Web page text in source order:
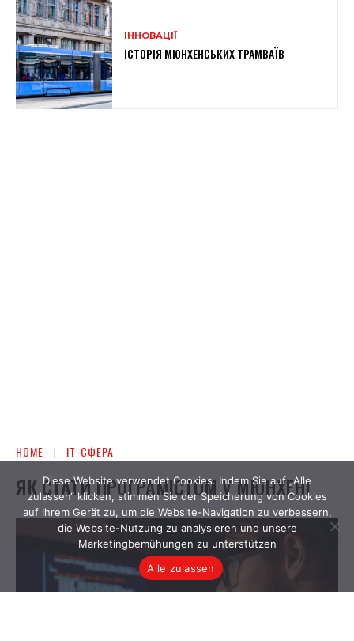
ІННОВАЦІЇ
ІСТОРІЯ МЮНХЕНСЬКИХ ТРАМВАЇВ
Diese Website verwendet Cookies. Indem Sie auf „Alle
zulassen“ klicken, stimmen Sie der Speicherung von Cookies
auf Ihrem Gerät zu, um die Website-Navigation zu verbessern,
die Website-Nutzung zu analysieren und unsere
Marketingbemühungen zu unterstützen
Alle zulassen